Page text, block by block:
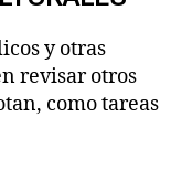
y otras
revisar otros
como tareas